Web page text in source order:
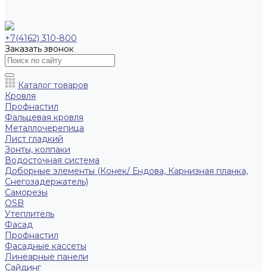
+7(4162) 310-800
Заказать звонок
Каталог товаров
Кровля
Профнастил
Фальцевая кровля
Металлочерепица
Лист гладкий
Зонты, колпаки
Водосточная система
Доборные элементы (Конек/ Ендова, Карнизная планка,
Снегозадержатель)
Саморезы
ОSB
Утеплитель
Фасад
Профнастил
Фасадные кассеты
Линеарные панели
Сайдинг